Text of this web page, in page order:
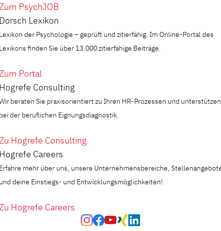
PsychJOB
Lexikon
der Psychologie – geprüft und zitierfähig. Im Online-Portal des
finden Sie über 13.000 zitierfähige Beiträge.
Portal
Consulting
beraten Sie praxisorientiert zu Ihren HR-Prozessen und unterstützen
der beruflichen Eignungsdiagnostik.
Hogrefe Consulting
Careers
mehr über uns, unsere Unternehmensbereiche,
deine Einstiegs- und Entwicklungsmöglichkeiten!
Hogrefe Careers